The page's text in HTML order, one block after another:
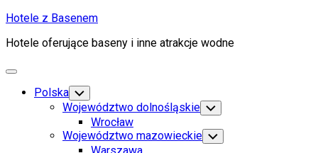
Skip
content
Hotele z Basenem
Hotele oferujące baseny i inne atrakcje wodne
Expand
Polska Toggle
Child
Menu
Województwo dolnośląskie Toggle
Child
Menu
Wrocław
Województwo mazowieckie Toggle
Child